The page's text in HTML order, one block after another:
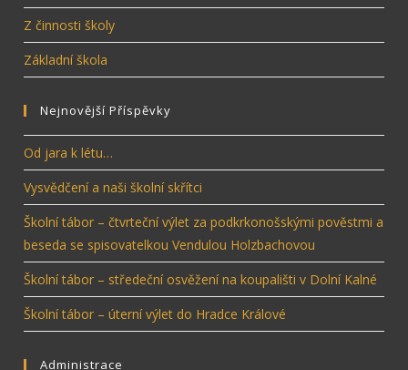
Z činnosti školy
Základní škola
Nejnovější Příspěvky
Od jara k létu…
Vysvědčení a naši školní skřítci
Školní tábor – čtvrteční výlet za podkrkonošskými pověstmi a
beseda se spisovatelkou Vendulou Holzbachovou
Školní tábor – středeční osvěžení na koupališti v Dolní Kalné
Školní tábor – úterní výlet do Hradce Králové
Administrace